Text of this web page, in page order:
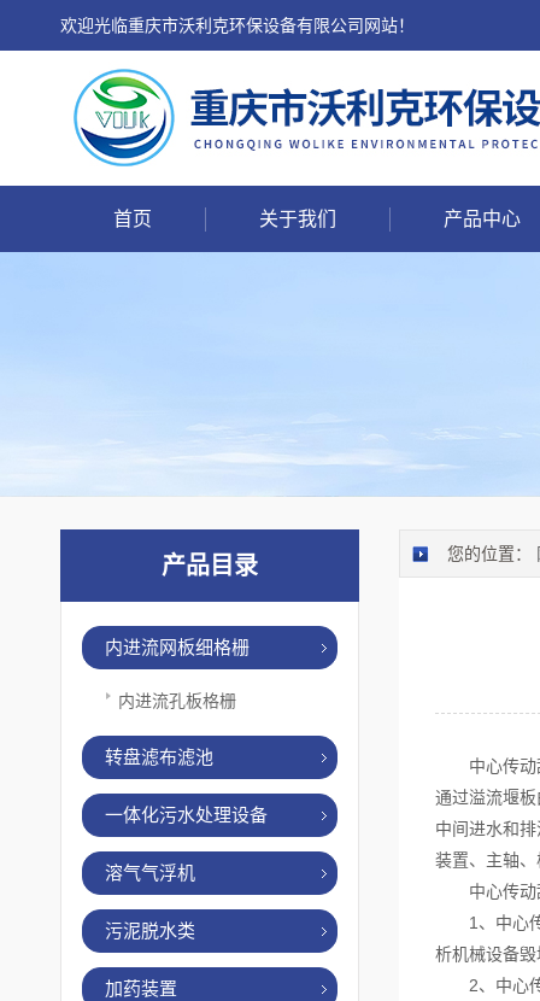
欢迎光临重庆市沃利克环保设备有限公司网站！
首页 关于我们 产品中心
产品目录
内进流网板细格栅
内进流孔板格栅
转盘滤布滤池
一体化污水处理设备
溶气气浮机
污泥脱水类
加药装置
您的位置：
中心传动刮
通过溢流堰
中间进水和
装置、主轴
中心传动
1、中心传
析机械设备
2、中心传